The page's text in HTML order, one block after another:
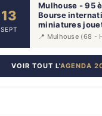
13
SEPT
Mulhouse - 95
Bourse
miniatures
📍 Mulhouse (68 -
VOIR TOUT L'AGENDA